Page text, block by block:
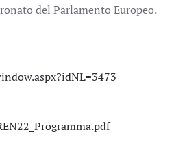
del Parlamento Europeo.